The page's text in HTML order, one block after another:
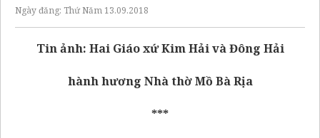
Ngày đăng: Thứ Năm 13.09.2018
Tin ảnh: Hai Giáo xứ Kim Hải và Đông Hải
hành hương Nhà thờ Mồ Bà Rịa
***